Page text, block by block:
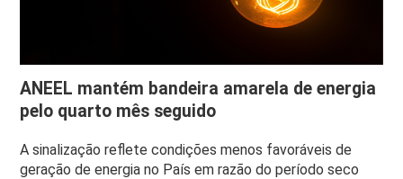
ANEEL mantém bandeira amarela de energia
pelo quarto mês seguido
A sinalização reflete condições menos favoráveis de
geração de energia no País em razão do período seco